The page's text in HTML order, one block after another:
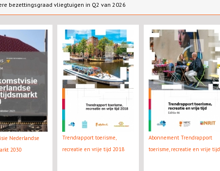
bezettingsgraad vliegtuigen in Q2 van 2026
Nederlandse
2030
Trendrapport toerisme,
recreatie en vrije tijd 2018
Abonnement Trendrapport
toerisme, recreatie en vrije tijd